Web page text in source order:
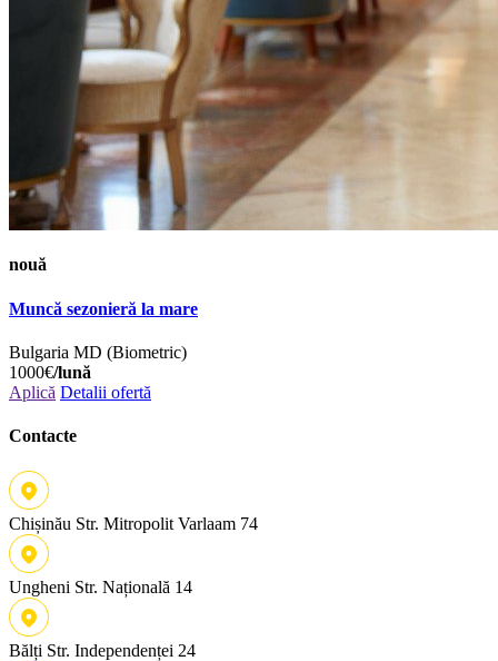
nouă
Muncă sezonieră la mare
Bulgaria MD (Biometric)
1000€/lună
Aplică Detalii ofertă
Contacte
Chișinău Str. Mitropolit Varlaam 74
Ungheni Str. Națională 14
Bălți Str. Independenței 24